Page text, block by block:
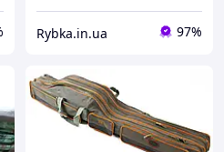
Rybka.in.ua 97%